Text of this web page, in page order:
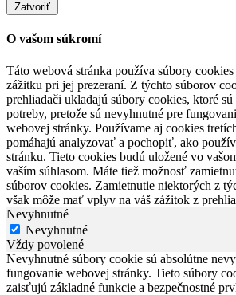
Zatvoriť
O vašom súkromí
Táto webová stránka používa súbory cookies
zážitku pri jej prezeraní. Z týchto súborov
prehliadači ukladajú súbory cookies, ktoré
potreby, pretože sú nevyhnutné pre
webovej stránky. Používame aj cookies
pomáhajú analyzovať a pochopiť, ako
stránku. Tieto cookies budú uložené vo
vaším súhlasom. Máte tiež možnosť
súborov cookies. Zamietnutie niektorých z
však môže mať vplyv na váš zážitok z
Nevyhnutné
Nevyhnutné
Vždy povolené
Nevyhnutné súbory cookie sú absolútne
fungovanie webovej stránky. Tieto súbory
zaisťujú základné funkcie a bezpečnostné